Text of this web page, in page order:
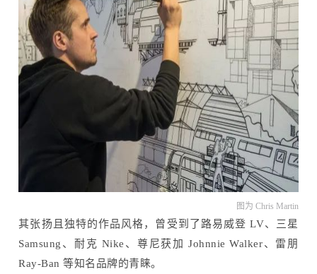
图为 Chris Martin
其张扬且独特的作品风格，曾受到了路易威登 LV、三星
Samsung、耐克 Nike、尊尼获加 Johnnie Walker、雷朋
Ray-Ban 等知名品牌的青睐。